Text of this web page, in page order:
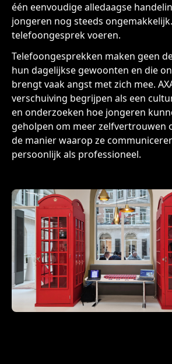
één eenvoudige alledaagse
jongeren nog steeds
telefoongesprek voeren.
Telefoongesprekken maken geen
hun dagelijkse gewoonten en die
brengt vaak angst met zich mee.
verschuiving begrijpen als een
en onderzoeken hoe jongeren
geholpen om meer zelfvertrouwen
de manier waarop ze
persoonlijk als professioneel.